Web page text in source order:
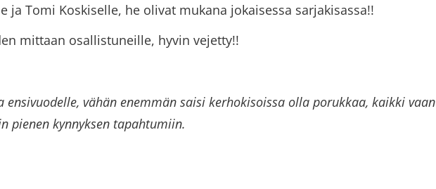
ja Tomi Koskiselle, he olivat mukana jokaisessa sarjakisassa!!
mittaan osallistuneille, hyvin vejetty!!
ensivuodelle, vähän enemmän saisi kerhokisoissa olla porukkaa, kaikki vaan
pienen kynnyksen tapahtumiin.